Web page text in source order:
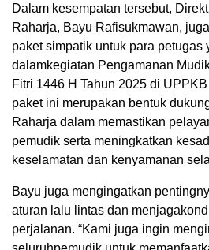
Dalam kesempatan tersebut,
Raharja, Bayu Rafisukmawan, juga
paket simpatik untuk para petugas
dalamkegiatan Pengamanan
Fitri 1446 H Tahun 2025 di UPPKB
paket ini merupakan bentuk
Raharja dalam memastikan
pemudik serta meningkatkan
keselamatan dan kenyamanan
Bayu juga mengingatkan
aturan lalu lintas dan menjaga
perjalanan. “Kami juga ingin